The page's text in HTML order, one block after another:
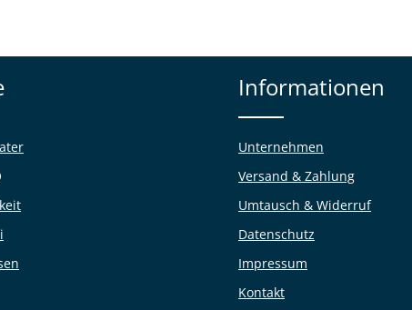
Informationen
Unternehmen
Versand & Zahlung
Umtausch & Widerruf
Datenschutz
Impressum
Kontakt